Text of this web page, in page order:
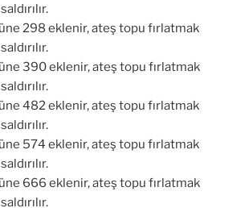
298 eklenir, ateş topu fırlatmak
390 eklenir, ateş topu fırlatmak
482 eklenir, ateş topu fırlatmak
574 eklenir, ateş topu fırlatmak
666 eklenir, ateş topu fırlatmak